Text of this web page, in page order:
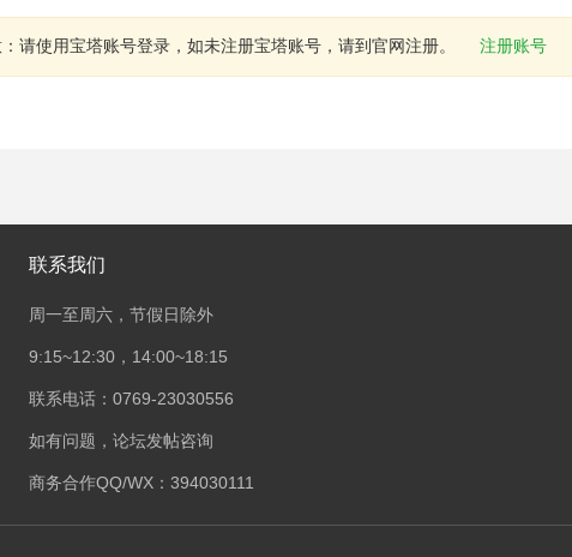
请使用宝塔账号登录，如未注册宝塔账号，请到官网注册。 注册账号
联系我们
周一至周六，节假日除外
9:15~12:30，14:00~18:15
联系电话：0769-23030556
如有问题，论坛发帖咨询
商务合作QQ/WX：394030111